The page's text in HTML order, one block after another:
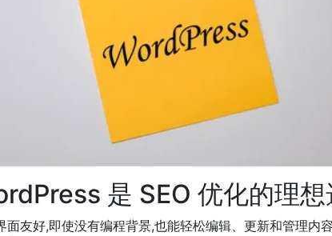
是 SEO 优化的理想
面友好,即使没有编程背景,也能轻松编辑、更新和管理内